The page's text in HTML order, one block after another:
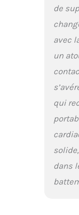
de
avec
un
qui
dans